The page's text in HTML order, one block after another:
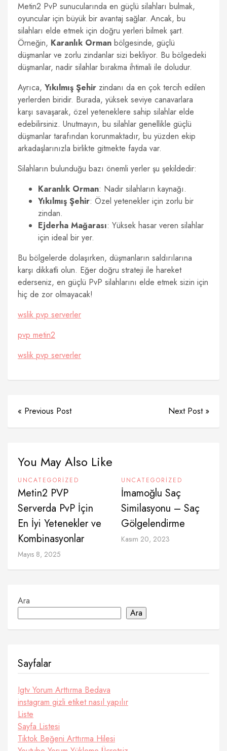
Metin2 PvP sunucularında en güçlü silahları bulmak,
oyuncular için büyük bir avantaj sağlar. Ancak, bu
silahları elde etmek için doğru yerleri bilmek şart.
Örneğin, Karanlık Orman bölgesinde, güçlü
düşmanlar ve zorlu zindanlar sizi bekliyor. Bu bölgedeki
düşmanlar, nadir silahlar bırakma ihtimali ile doludur.
Ayrıca, Yıkılmış Şehir zindanı da en çok tercih edilen
yerlerden biridir. Burada, yüksek seviye canavarlara
karşı savaşarak, özel yeteneklere sahip silahlar elde
edebilirsiniz. Unutmayın, bu silahlar genellikle güçlü
düşmanlar tarafından korunmaktadır, bu yüzden ekip
arkadaşlarınızla birlikte gitmekte fayda var.
Silahların bulunduğu bazı önemli yerler şu şekildedir:
Karanlık Orman: Nadir silahların kaynağı.
Yıkılmış Şehir: Özel yetenekler için zorlu bir
zindan.
Ejderha Mağarası: Yüksek hasar veren silahlar
için ideal bir yer.
Bu bölgelerde dolaşırken, düşmanların saldırılarına
karşı dikkatli olun. Eğer doğru strateji ile hareket
ederseniz, en güçlü PvP silahlarını elde etmek sizin için
hiç de zor olmayacak!
wslik pvp serverler
pvp metin2
wslik pvp serverler
« Previous Post Next Post »
You May Also Like
UNCATEGORIZED
Metin2 PVP
Serverda PvP İçin
En İyi Yetenekler ve
Kombinasyonlar
Mayıs 8, 2025
UNCATEGORIZED
İmamoğlu Saç
Similasyonu – Saç
Gölgelendirme
Kasım 20, 2023
Ara
Ara
Sayfalar
Igtv Yorum Arttırma Bedava
instagram gizli etiket nasıl yapılır
Liste
Sayfa Listesi
Tiktok Beğeni Arttırma Hilesi